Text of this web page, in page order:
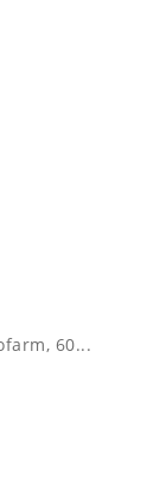
60...